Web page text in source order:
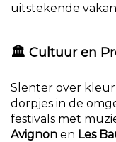
uitstekende
🏛️ Cultuur en
Slenter over
dorpjes in de
festivals met
Avignon en Les